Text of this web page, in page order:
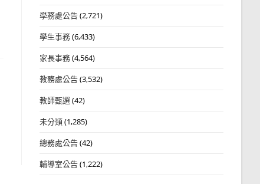
學務處公告(2,721)
學生事務(6,433)
家長事務(4,564)
教務處公告(3,532)
教師甄選(42)
未分類(1,285)
總務處公告(42)
輔導室公告(1,222)